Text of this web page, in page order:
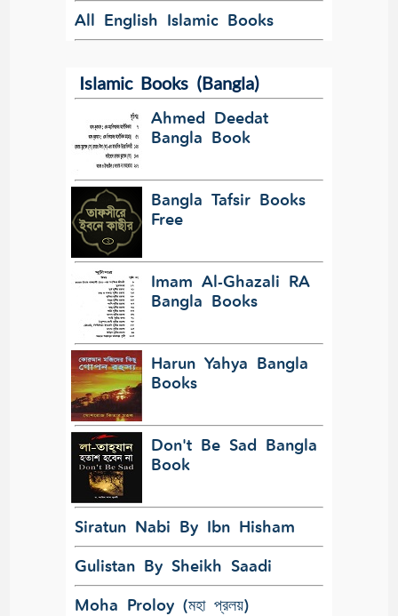
All English Islamic Books
Islamic Books (Bangla)
Ahmed Deedat
Bangla Book
Bangla Tafsir Books
Free
Imam Al-Ghazali RA
Bangla Books
Harun Yahya Bangla
Books
Don't Be Sad Bangla
Book
Siratun Nabi By Ibn Hisham
Gulistan By Sheikh Saadi
Moha Proloy (মহা প্রলয়)